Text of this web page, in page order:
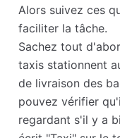
Alors suivez ces
faciliter la tâche.
Sachez tout
taxis stationnent
de livraison des
pouvez vérifier
regardant s'il y a